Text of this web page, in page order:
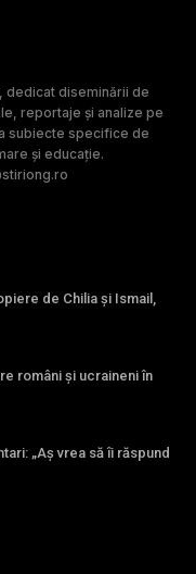
dedicat diseminării de
reportaje și analize pe
subiecte specifice de
și educație.
de Chilia și Ismail,
români și ucraineni în
„Aș vrea să îi răspund